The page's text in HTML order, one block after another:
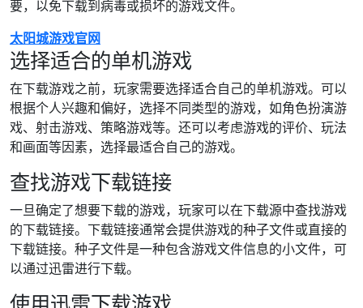
要，以免下载到病毒或损坏的游戏文件。
太阳城游戏官网
选择适合的单机游戏
在下载游戏之前，玩家需要选择适合自己的单机游戏。可以
根据个人兴趣和偏好，选择不同类型的游戏，如角色扮演游
戏、射击游戏、策略游戏等。还可以考虑游戏的评价、玩法
和画面等因素，选择最适合自己的游戏。
查找游戏下载链接
一旦确定了想要下载的游戏，玩家可以在下载源中查找游戏
的下载链接。下载链接通常会提供游戏的种子文件或直接的
下载链接。种子文件是一种包含游戏文件信息的小文件，可
以通过迅雷进行下载。